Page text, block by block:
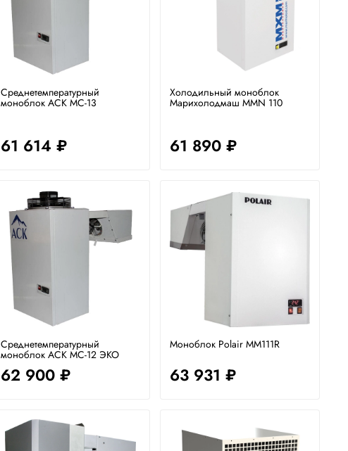
Среднетемпературный
моноблок АСК МС-13
61 614 ₽
Холодильный моноблок
Марихолодмаш MMN 110
61 890 ₽
Среднетемпературный
моноблок АСК МС-12 ЭКО
62 900 ₽
Моноблок Polair ММ111R
63 931 ₽